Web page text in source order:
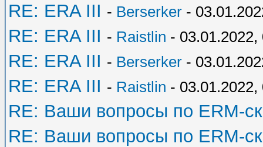
RE: ERA III - Berserker -
RE: ERA III - Raistlin - 03.01.2022,
RE: ERA III - Berserker -
RE: ERA III - Raistlin - 03.01.2022,
RE: Ваши вопросы по ERM-
RE: Ваши вопросы по ERM-